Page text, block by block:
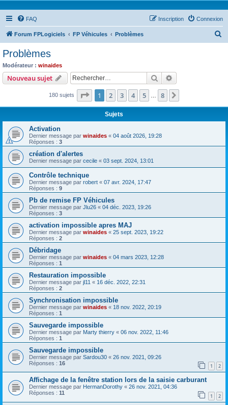
FAQ Connexion
Inscription
Forum FPLogiciels FP Véhicules Problèmes
c
Problèmes
Modérateur : winaides
Nouveau sujet Rechercher
180 sujets Page 1sur8
1 2 3 4 5 8
Sujets
Activation
Dernier message par winaides « 04 août 2026, 19:28
Réponses : 3
création d'alertes
Dernier message par cecile « 03 sept. 2024, 13:01
Contrôle technique
Dernier message par robert « 07 avr. 2024, 17:47
Réponses : 9
Pb de remise FP Véhicules
Dernier message par Jlu26 « 04 déc. 2023, 19:26
Réponses : 3
activation impossible apres MAJ
Dernier message par winaides « 25 sept. 2023, 19:22
Réponses : 2
Débridage
Dernier message par winaides « 04 mars 2023, 12:28
Réponses : 1
Restauration impossible
Dernier message par jl11 « 16 déc. 2022, 22:31
Réponses : 2
Synchronisation impossible
Dernier message par winaides « 18 nov. 2022, 20:19
Réponses : 1
Sauvegarde impossible
Dernier message par Marty thierry « 06 nov. 2022, 11:46
Réponses : 1
Sauvegarde impossible
Dernier message par Sardou30 « 26 nov. 2021, 09:26
Réponses : 16 1 2
Affichage de la fenêtre station lors de la saisie carburant
Dernier message par HermanDorothy « 26 nov. 2021, 04:36
Réponses : 11 1 2